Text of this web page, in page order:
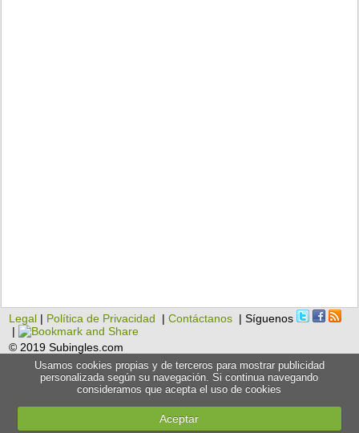
Legal | Política de Privacidad |Contáctanos | Síguenos
|
© 2019 Subingles.com
Usamos cookies propias y de terceros para mostrar publicidad
personalizada según su navegación. Si continua navegando
consideramos que acepta el uso de cookies
Aceptar